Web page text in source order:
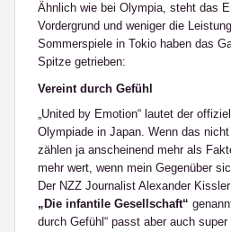
Ähnlich wie bei Olympia, steht das
Vordergrund und weniger die
Sommerspiele in Tokio haben das
Spitze getrieben:
Vereint durch Gefühl
„United by Emotion“ lautet der
Olympiade in Japan. Wenn das
zählen ja anscheinend mehr als
mehr wert, wenn mein Gegenüber
Der NZZ Journalist Alexander
„Die infantile Gesellschaft“
durch Gefühl“ passt aber auch